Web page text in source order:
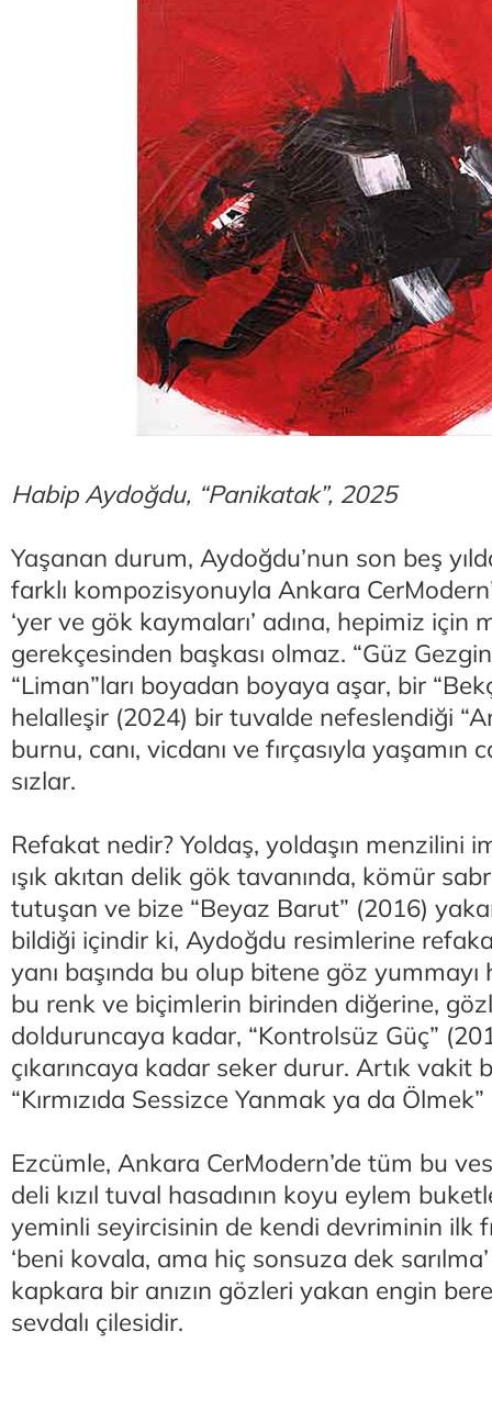
Habip Aydoğdu, “Panikatak”, 2025
Yaşanan durum, Aydoğdu’nun son beş
farklı kompozisyonuyla Ankara
‘yer ve gök kaymaları’ adına, hepimiz
gerekçesinden başkası olmaz. “Güz
“Liman”ları boyadan boyaya aşar, bir
helalleşir (2024) bir tuvalde nefeslendiği
burnu, canı, vicdanı ve fırçasıyla yaşamın
sızlar.
Refakat nedir? Yoldaş, yoldaşın menzilini
ışık akıtan delik gök tavanında, kömür
tutuşan ve bize “Beyaz Barut” (2016)
bildiği içindir ki, Aydoğdu resimlerine
yanı başında bu olup bitene göz
bu renk ve biçimlerin birinden diğerine,
dolduruncaya kadar, “Kontrolsüz Güç”
çıkarıncaya kadar seker durur. Artık vakit
“Kırmızıda Sessizce Yanmak ya da
Ezcümle, Ankara CerModern’de tüm bu
deli kızıl tuval hasadının koyu eylem
yeminli seyircisinin de kendi devriminin ilk
‘beni kovala, ama hiç sonsuza dek
kapkara bir anızın gözleri yakan engin
sevdalı çilesidir.